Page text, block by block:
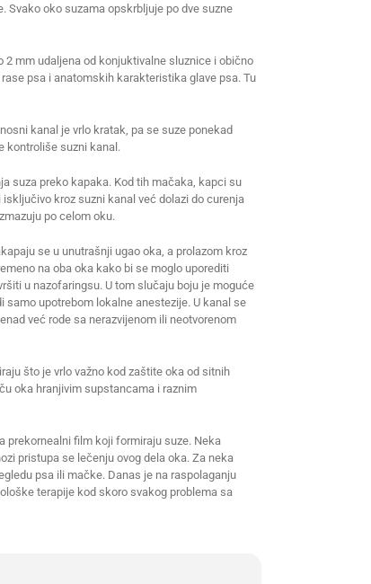
Svako oko suzama opskrbljuje po dve suzne
2 mm udaljena od konjuktivalne sluznice i obično
psa i anatomskih karakteristika glave psa. Tu
kanal je vrlo kratak, pa se suze ponekad
kontroliše suzni kanal.
suza preko kapaka. Kod tih mačaka, kapci su
kroz suzni kanal već dolazi do curenja
po celom oku.
se u unutrašnji ugao oka, a prolazom kroz
na oba oka kako bi se moglo uporediti
u nazofaringsu. U tom slučaju boju je moguće
samo upotrebom lokalne anestezije. U kanal se
već rode sa nerazvijenom ili neotvorenom
što je vrlo važno kod zaštite oka od sitnih
oka hranjivim supstancama i raznim
prekornealni film koji formiraju suze. Neka
pristupa se lečenju ovog dela oka. Za neka
psa ili mačke. Danas je na raspolaganju
terapije kod skoro svakog problema sa